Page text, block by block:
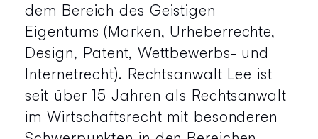
dem Bereich des Geistigen
Eigentums (Marken, Urheberrechte,
Design, Patent, Wettbewerbs- und
Internetrecht). Rechtsanwalt Lee ist
seit über 15 Jahren als Rechtsanwalt
im Wirtschaftsrecht mit besonderen